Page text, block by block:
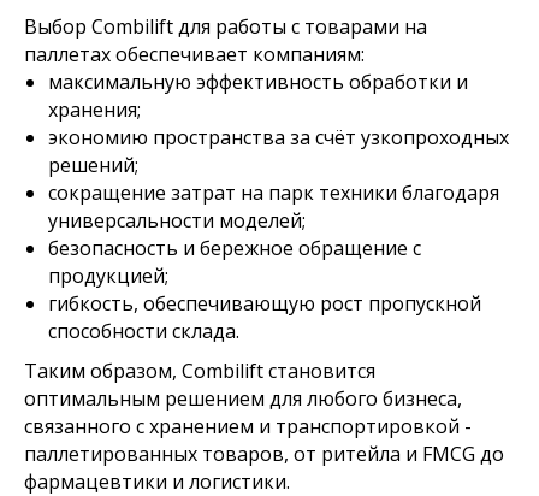
Выбор Combilift для работы с товарами на
паллетах обеспечивает компаниям:
максимальную эффективность обработки и
хранения;
экономию пространства за счёт узкопроходных
решений;
сокращение затрат на парк техники благодаря
универсальности моделей;
безопасность и бережное обращение с
продукцией;
гибкость, обеспечивающую рост пропускной
способности склада.
Таким образом, Combilift становится
оптимальным решением для любого бизнеса,
связанного с хранением и транспортировкой -
паллетированных товаров, от ритейла и FMCG до
фармацевтики и логистики.